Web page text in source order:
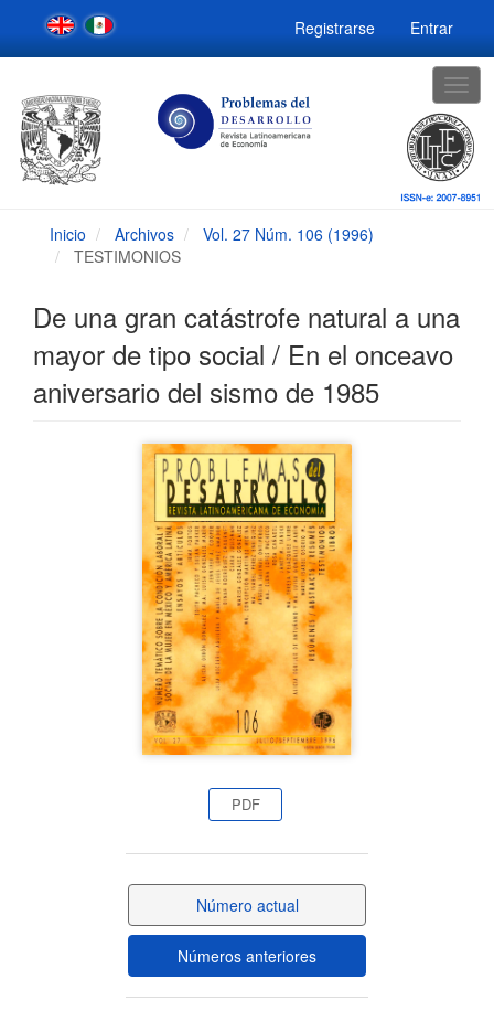
Navegación
principal
Contenido
Barra
lateral
Registrarse Entrar
Inicio Archivos
Vol. 27 Núm. 106 (1996)
TESTIMONIOS
De una gran catástrofe natural a una
mayor de tipo social / En el onceavo
aniversario del sismo de 1985
PDF
Número actual
Números anteriores